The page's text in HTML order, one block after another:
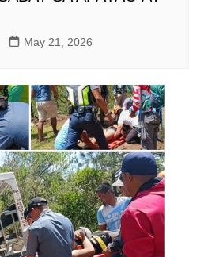
May 21, 2026